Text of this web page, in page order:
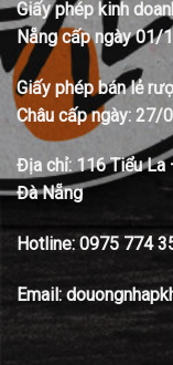
Giấy phép kinh
Nẵng cấp ngày 01/
Giấy phép bán lẻ
Châu cấp ngày: 27/
Địa chỉ: 116 Tiểu La
Đà Nẵng
Hotline: 0975 774
Email: